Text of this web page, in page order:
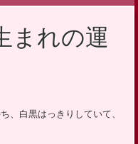
まれの運
、白黒はっきりしていて、